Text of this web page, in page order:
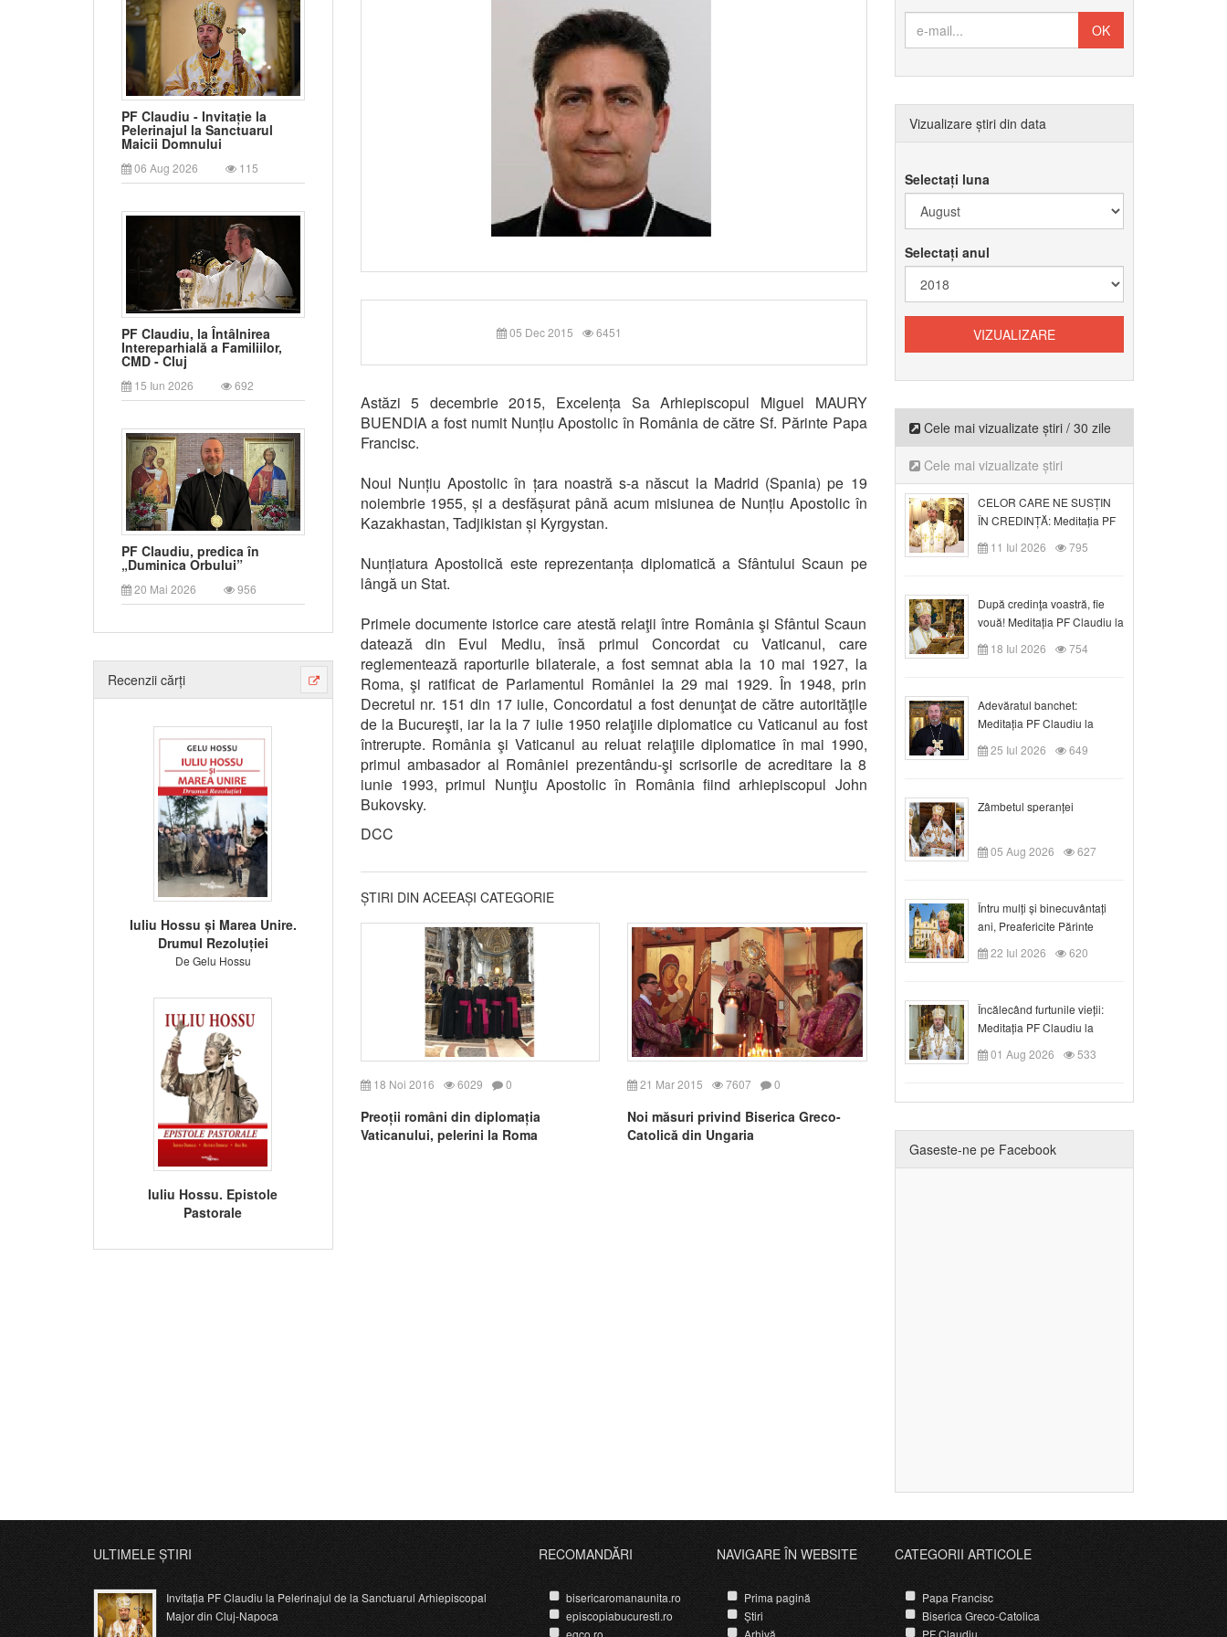
PF Claudiu - Invitație la
Pelerinajul la Sanctuarul
Maicii Domnului
06 Aug 2026 115
PF Claudiu, la Întâlnirea
Intereparhială a Familiilor,
CMD - Cluj
15 Iun 2026 692
PF Claudiu, predica în
„Duminica Orbului”
20 Mai 2026 956
Recenzii cărți
Iuliu Hossu și Marea Unire.
Drumul Rezoluției
De Gelu Hossu
Iuliu Hossu. Epistole
Pastorale
05 Dec 2015 6451
Astăzi 5 decembrie 2015, Excelența Sa Arhiepiscopul Miguel MAURY
BUENDIA a fost numit Nunțiu Apostolic în România de către Sf. Părinte Papa
Francisc.
Noul Nunțiu Apostolic în țara noastră s-a născut la Madrid (Spania) pe 19
noiembrie 1955, și a desfășurat până acum misiunea de Nunțiu Apostolic în
Kazakhastan, Tadjikistan și Kyrgystan.
Nunțiatura Apostolică este reprezentanța diplomatică a Sfântului Scaun pe
lângă un Stat.
Primele documente istorice care atestă relaţii între România şi Sfântul Scaun
datează din Evul Mediu, însă primul Concordat cu Vaticanul, care
reglementează raporturile bilaterale, a fost semnat abia la 10 mai 1927, la
Roma, şi ratificat de Parlamentul României la 29 mai 1929. În 1948, prin
Decretul nr. 151 din 17 iulie, Concordatul a fost denunţat de către autorităţile
de la Bucureşti, iar la la 7 iulie 1950 relaţiile diplomatice cu Vaticanul au fost
întrerupte. România şi Vaticanul au reluat relaţiile diplomatice în mai 1990,
primul ambasador al României prezentându-şi scrisorile de acreditare la 8
iunie 1993, primul Nunţiu Apostolic în România fiind arhiepiscopul John
Bukovsky.
DCC
ȘTIRI DIN ACEEAȘI CATEGORIE
18 Noi 2016 6029 0
Preoții români din diplomația
Vaticanului, pelerini la Roma
21 Mar 2015 7607 0
Noi măsuri privind Biserica Greco-
Catolică din Ungaria
Vizualizare știri din data
Selectați luna
Selectați anul
Cele mai vizualizate știri / 30 zile
Cele mai vizualizate știri
CELOR CARE NE SUSȚIN
ÎN CREDINȚĂ: Meditația PF
Claudiu la Duminica a VI-a
după Rusalii
11 Iul 2026 795
După credinţa voastră, fie
vouă! Meditația PF Claudiu la
duminica a VII-a după Rusalii
18 Iul 2026 754
Adevăratul banchet:
Meditația PF Claudiu la
Duminica a VIII-a după
Rusalii
25 Iul 2026 649
Zâmbetul speranței
05 Aug 2026 627
Întru mulți și binecuvântați
ani, Preafericite Părinte
Claudiu!
22 Iul 2026 620
Încălecând furtunile vieții:
Meditația PF Claudiu la
Duminica a IX-a după Rusalii
01 Aug 2026 533
Gaseste-ne pe Facebook
ULTIMELE ȘTIRI
Invitația PF Claudiu la Pelerinajul de la Sanctuarul Arhiepiscopal
Major din Cluj-Napoca
RECOMANDĂRI
bisericaromanaunita.ro
episcopiabucuresti.ro
egco.ro
NAVIGARE ÎN WEBSITE
Prima pagină
Știri
Arhivă
CATEGORII ARTICOLE
Papa Francisc
Biserica Greco-Catolica
PF Claudiu